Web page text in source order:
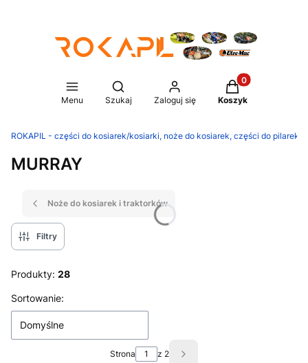
Menu
Otwórz wyszukiwarkę
Szukaj Zaloguj się
Produkty w
Koszyk
ROKAPIL - części do kosiarek/kosiarki, noże do kosiarek, części do pilarek/
MURRAY
Noże do kosiarek i traktorków
Filtry
Produkty: 28
Lista produktów
Sortowanie:
Domyślne
Strona z 2 Następne produkty